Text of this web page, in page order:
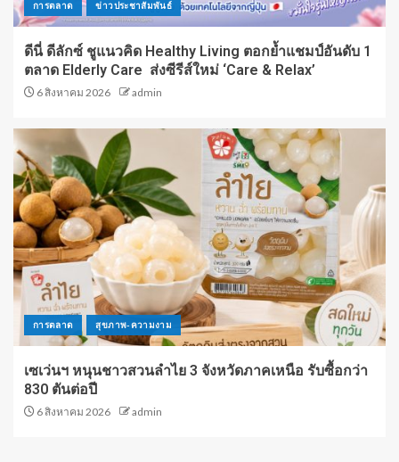
การตลาด ข่าวประชาสัมพันธ์
ดีนี่ ดีลักซ์ ชูแนวคิด Healthy Living ตอกย้ำแชมป์อันดับ 1
ตลาด Elderly Care ส่งซีรีส์ใหม่ ‘Care & Relax’
6 สิงหาคม 2026 admin
การตลาด สุขภาพ-ความงาม
เซเว่นฯ หนุนชาวสวนลำไย 3 จังหวัดภาคเหนือ รับซื้อกว่า
830 ตันต่อปี
6 สิงหาคม 2026 admin